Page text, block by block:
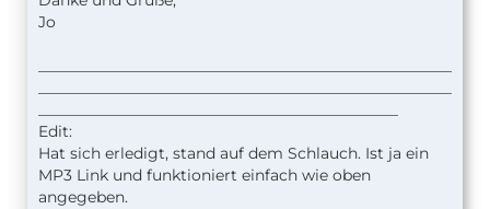
Jo
Edit:
Hat sich erledigt, stand auf dem Schlauch. Ist ja ein
MP3 Link und funktioniert einfach wie oben
angegeben.